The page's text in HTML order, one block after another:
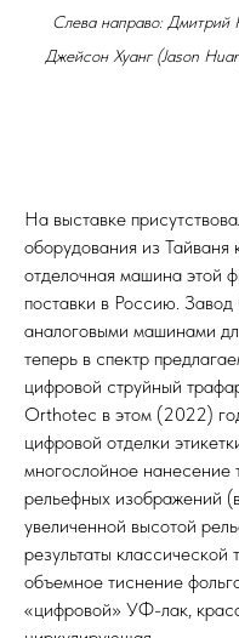
Слева направо: Дмитрий
Джейсон Хуанг (Jason
На выставке
оборудования из
отделочная машина этой
поставки в Россию.
аналоговыми машинами
теперь в спектр
цифровой струйный
Orthotec в этом (2022)
цифровой отделки
многослойное нанесение
рельефных изображений
увеличенной высотой
результаты классической
объемное тиснение
«цифровой» УФ-лак,